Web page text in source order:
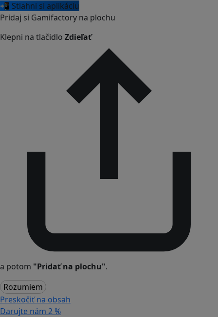
📲 Stiahni si aplikáciu
Pridaj si Gamifactory na plochu
Klepni na tlačidlo Zdieľať
a potom "Pridať na plochu".
Rozumiem
Preskočiť na obsah
Darujte nám 2 %